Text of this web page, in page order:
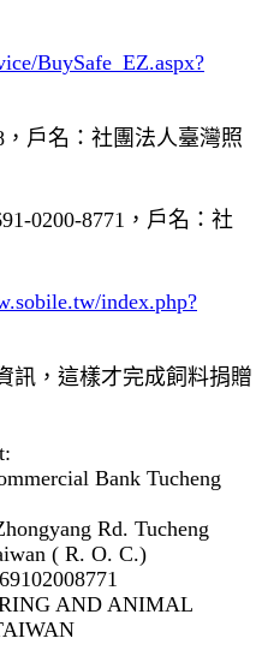
BuySafe_EZ.aspx?
，戶名：社團法人臺灣照
0200-8771，戶名：社
index.php?
訊，這樣才完成飼料捐贈
Bank Tucheng
Rd. Tucheng
( R. O. C.)
AND ANIMAL